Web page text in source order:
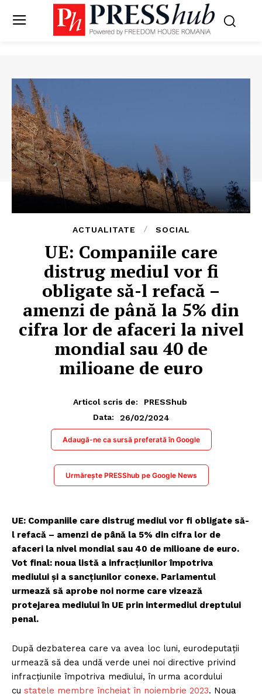
ACTUALITATE SOCIAL
UE: Companiile care
distrug mediul vor fi
obligate să-l refacă –
amenzi de până la 5% din
cifra lor de afaceri la nivel
mondial sau 40 de
milioane de euro
Articol scris de:
PRESShub
Data:
26/02/2024
Adaugă-ne ca sursă preferată în Google
Urmărește PRESShub pe Google News
UE: Companiile care distrug mediul vor fi obligate să-
l refacă – amenzi de până la 5% din cifra lor de
afaceri la nivel mondial sau 40 de milioane de euro.
Vot final: noua listă a infracțiunilor împotriva
mediului și a sancțiunilor conexe. Parlamentul
urmează să aprobe noi norme care vizează
protejarea mediului în UE prin intermediul dreptului
penal.
După dezbaterea care va avea loc luni, eurodeputații
urmează să dea undă verde unei noi directive privind
infracțiunile împotriva mediului, în urma acordului
cu statele membre încheiat în noiembrie 2023. Noua